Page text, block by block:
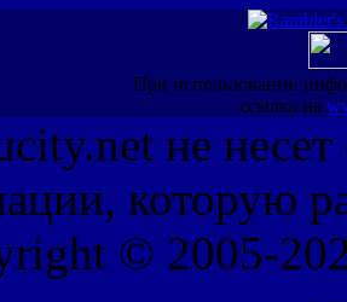
При использовании
ссылка на
не несет
которую
© 2005-